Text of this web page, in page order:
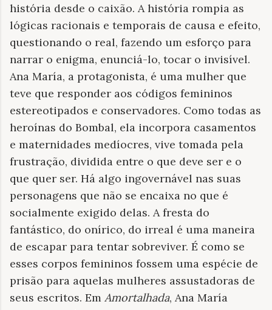
história desde o caixão. A história rompia as
lógicas racionais e temporais de causa e efeito,
questionando o real, fazendo um esforço para
narrar o enigma, enunciá-lo, tocar o invisível.
Ana María, a protagonista, é uma mulher que
teve que responder aos códigos femininos
estereotipados e conservadores. Como todas as
heroínas do Bombal, ela incorpora casamentos
e maternidades medíocres, vive tomada pela
frustração, dividida entre o que deve ser e o
que quer ser. Há algo ingovernável nas suas
personagens que não se encaixa no que é
socialmente exigido delas. A fresta do
fantástico, do onírico, do irreal é uma maneira
de escapar para tentar sobreviver. É como se
esses corpos femininos fossem uma espécie de
prisão para aquelas mulheres assustadoras de
seus escritos. Em Amortalhada, Ana María